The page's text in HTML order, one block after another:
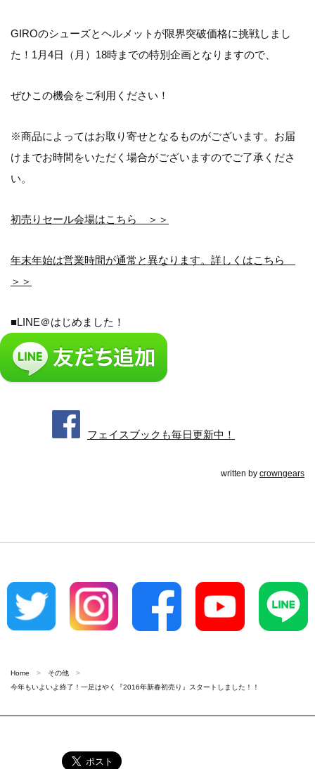
GIROのシューズとヘルメットが限界突破価格に挑戦しまし
た！1月4日（月）18時までの特別企画となりますので、
ぜひこの機会をご利用ください！
※商品によってはお取り寄せとなるものがございます。お届
けまでお時間をいただく場合がございますのでご了承くださ
い。
初売りセール会場はこちら ＞＞
年末年始は営業時間が通常と異なります。詳しくはこちら
＞＞
■LINE＠はじめました！
フェイスブックも毎日更新中！
written by crowngears
Home
その他
今年もいよいよ終了！一足はやく『2016年新春初売り』スタートしました！！